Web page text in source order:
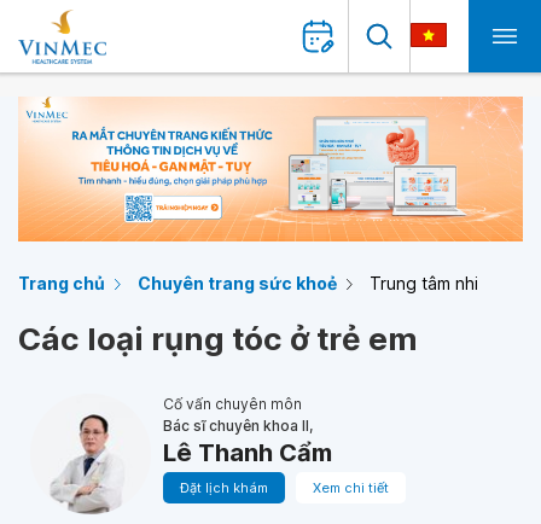
Trang chủ Chuyên trang sức khoẻ Trung tâm nhi
Các loại rụng tóc ở trẻ em
Cố vấn chuyên môn
Bác sĩ chuyên khoa II,
Lê Thanh Cẩm
Đặt lịch khám Xem chi tiết